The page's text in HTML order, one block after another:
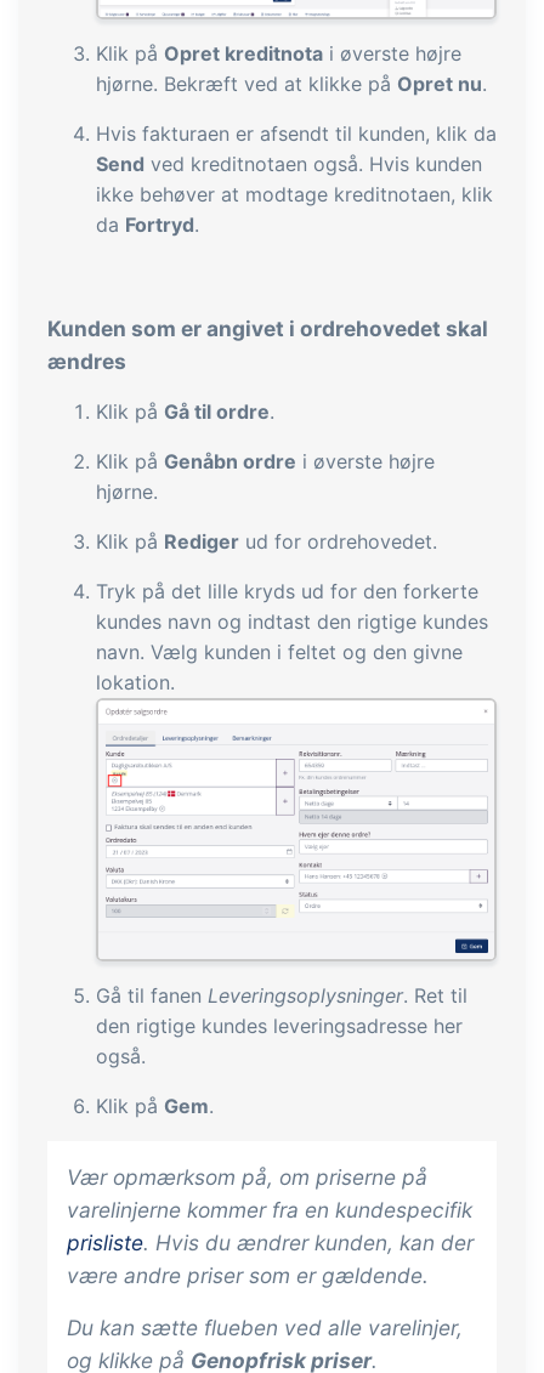
Klik på Opret kreditnota i øverste højre
hjørne. Bekræft ved at klikke på Opret nu.
Hvis fakturaen er afsendt til kunden, klik da
Send ved kreditnotaen også. Hvis kunden
ikke behøver at modtage kreditnotaen, klik
da Fortryd.
Kunden som er angivet i ordrehovedet skal
ændres
Klik på Gå til ordre.
Klik på Genåbn ordre i øverste højre
hjørne.
Klik på Rediger ud for ordrehovedet.
Tryk på det lille kryds ud for den forkerte
kundes navn og indtast den rigtige kundes
navn. Vælg kunden i feltet og den givne
lokation.
Gå til fanen Leveringsoplysninger. Ret til
den rigtige kundes leveringsadresse her
også.
Klik på Gem.
Vær opmærksom på, om priserne på
varelinjerne kommer fra en kundespecifik
prisliste. Hvis du ændrer kunden, kan der
være andre priser som er gældende.
Du kan sætte flueben ved alle varelinjer,
og klikke på Genopfrisk priser.